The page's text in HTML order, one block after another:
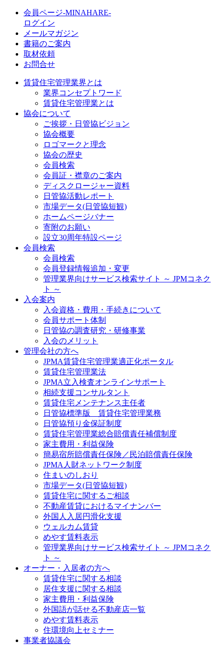
会員ページ-MINAHARE-
ログイン
メールマガジン
書籍のご案内
取材依頼
お問合せ
賃貸住宅管理業界とは
業界コンセプトワード
賃貸住宅管理業とは
協会について
ご挨拶・日管協ビジョン
協会概要
ロゴマークと理念
協会の歴史
会員検索
会員証・襟章のご案内
ディスクロージャー資料
日管協活動レポート
市場データ(日管協短観)
ホームページバナー
寄附のお願い
設立30周年特設ページ
会員検索
会員検索
会員登録情報追加・変更
管理業界向けサービス検索サイト ～ JPMコネク
ト ～
入会案内
入会資格・費用・手続きについて
会員サポート体制
日管協の調査研究・研修事業
入会のメリット
管理会社の方へ
JPMA賃貸住宅管理業適正化ポータル
賃貸住宅管理業法
JPMA立入検査オンラインサポート
相続支援コンサルタント
賃貸住宅メンテナンス主任者
日管協標準版 賃貸住宅管理業務
日管協預り金保証制度
賃貸住宅管理業総合賠償責任補償制度
家主費用・利益保険
簡易宿所賠償責任保険／民泊賠償責任保険
JPMA人財ネットワーク制度
住まいのしおり
市場データ(日管協短観)
賃貸住宅に関するご相談
不動産賃貸におけるマイナンバー
外国人入居円滑化支援
ウェルカム賃貸
めやす賃料表示
管理業界向けサービス検索サイト ～ JPMコネク
ト ～
オーナー・入居者の方へ
賃貸住宅に関する相談
居住支援に関する相談
家主費用・利益保険
外国語が話せる不動産店一覧
めやす賃料表示
住環境向上セミナー
事業者協議会